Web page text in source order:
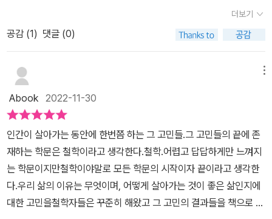
자체가 어떤 지적인 존재의 지시로 움직이고 있으며, 이 존재가 바로
신이다.신과 인간의 관계는 무엇일까?모든 것은 선한 쪽으로 기울게
마련이며, 인간은 영혼과 육체의 결합체이자 그들의 영혼은 유일하고
나눌 수 없다.' 인간은 영혼과 육체의 결합체이자 물질세계의 일부로
서 자연히 영적인 '보편성'보다는 그들 주변의 일들과 개인적인 목표
에 중점을 둔다. '우리는 믿음을 통해 실제로 무엇이 진실인지를 알
게 되는데, 이러한 변화의 핵심은 바로 사랑이다.즉, 신이 궁극적인 완
전함을 우리에게 드러내는 순간 은총을 통해 신성하게 강화되는 것이
다.우리는 일상생활에서 미덕과 좋은 습관을 실천하면서 자신의 뜻을
신의 뜻으로 대신하게 되고 이러한 노력을 통해 진정한 행복의 유일
무이한 근원인 신에게로 돌아가게 된다.신을 직접 목격하는 더없는
행복, 즉, 지복지관이 바로 아퀴나스가 말하고자 하는 것이다.♣ '나는
도 쓰고 있답니다. 이런 정보들이 흥미롭습니다. 뭐 이리 올바른 소리
만 하나 했더니 저 유명한 스토아학파였습니다. 도덕적으로 선한 것
은 무엇이든 이로운 것이고 도덕적으로 선하지 않은 것은 이로운 것
이 아니다. ... 스토아 학자들이 ‘옳다‘고 말하는 저 의무는 완전하고
식한테 이런 소리를 하면 벌써 도망가겠군요. 철학도 재미있습니다.
특히 8-10페이지만 읽을 경우에 더욱 좋습니다. 끝없는 철학세상에
서 끝이 보이니까요. 보던에게 참 고마워해야할 것같습니다. 시간이
없는 현대인에게 핵심적인 정보만 제공하려고 시작한 프로젝트입니
다. 철학 필독서 50권이 끝나면 ˝또다른 철학 명저 50권˝을 더 소개
합니다. 그래도 뒤의 50권은 제목과 두어줄 핵심정리만 있습니다. 이
렇게 세줄요약, 다섯줄 요약같이 수백권을 소개해주는 것도 좋을 것
기회를 열어주는 책이었다 전하며 리뷰를 줄인다. *이 리뷰는 책을
제공받아 직접 읽고 작성했습니다.
우리가 하는 모든 행동의 토대를 이루기 때문입니다. ​​플라톤, 칸트, 헤
겔, 비트겐슈타인 등 정통적으로 철학자라고 인식하는 이들은 물론이
임없이 자신을 가다듬고 기술을 연마하며 행동과 미덕을 겸비해 도덕
적인 길을 걸어야 한다고 했던 아리스토텔레스의 <니코마코스 윤리
학>은 오늘날로 따지면 자기계발서와 다를 바 없습니다. 좋은 삶의
비결을 제시하는 고대, 중세 철학을 새롭게 발견하는 기분입니다. ​​현
대의 인물들로 올수록 심리학, 경제학, 사회 분야 등에서 대중적 인기
를 잡은 현대 작품들을 많이 만날 수 있어 흥미진진했습니다. 소비 사
회와 맞물려 시사점을 안기는 장 보드리야르의 <시뮬라시옹>, 주류
가 아닌 '타자'로서 여성뿐만 아니라 소수자 차별을 다룬 시몬 드 보부
로 공부하려고 시도한 적은 지금까지 단 한 번도 없었다.대부분 철학
과 관련된 건 전부 다이제스트였다. 한 권의 책을 읽어 본 적은 거의
없다. 특정 철학자의 책을 선정해서 오롯이 읽은 적도 기억에는 없다.
가득이나 어려운 개념과 용어가 난무하고 난해한 문장으로 가득한 책
지 깔끔하다는 생각은 들지 않는다. 쓰다보니 아주 예전에 철학 책을
읽은 기억은 있다. 당시는 지금보다 번역이 더 어려웠을 때라 읽긴 했
지만 머릿속에 남은 건 하나도 없다.우리가 지금 생각하는 모든 건 전
부 과거로부터 왔다. 이미 고민하는 것에 대해 과거 철학자가 고민해
서 풀어낸 경우가 많다. 특히나 인간 존재에 대한 부분은 수천 년전에
이미 아주 많은 철학자가 다양한 방법과 개념으로 설명했다. 각자 자
신의 고민에서 출발해서 다른 방식으로 풀어낸다. 그만큼 철학은 각
더보기
공감 (1) 댓글 (0)
Abook 2022-11-30
인간이 살아가는 동안에 한번쯤 하는 그 고민들.그 고민들의 끝에 존
재하는 학문은 철학이라고 생각한다.철학.어렵고 답답하게만 느껴지
는 학문이지만철학이야말로 모든 학문의 시작이자 끝이라고 생각한
다.우리 삶의 이유는 무엇이며, 어떻게 살아가는 것이 좋은 삶인지에
대한 고민을철학자들은 꾸준히 해왔고 그 고민의 결과들을 책으로 남